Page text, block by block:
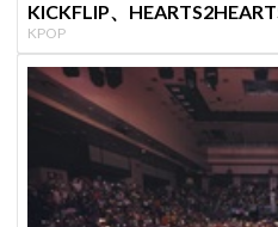
KICKFLIP、
KPOP